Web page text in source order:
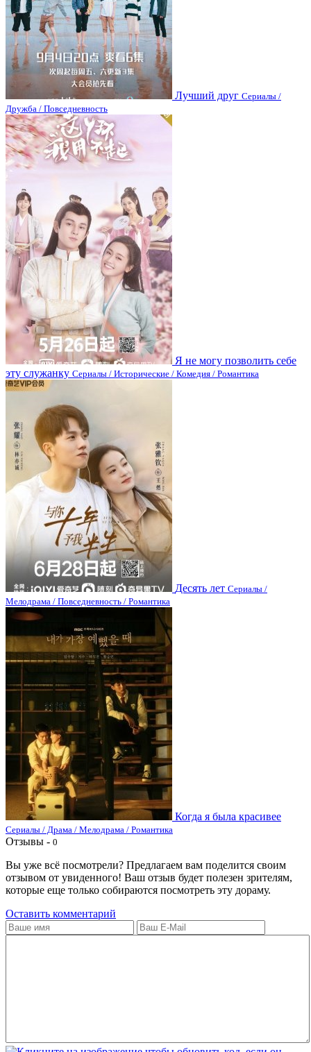
Лучший друг Сериалы /
Дружба / Повседневность
Я не могу позволить себе
эту служанку Сериалы / Исторические / Комедия / Романтика
Десять лет Сериалы /
Мелодрама / Повседневность / Романтика
Когда я была красивее
Сериалы / Драма / Мелодрама / Романтика
Отзывы - 0
Вы уже всё посмотрели? Предлагаем вам поделится своим
отзывом от увиденного! Ваш отзыв будет полезен зрителям,
которые еще только собираются посмотреть эту дораму.
Оставить комментарий